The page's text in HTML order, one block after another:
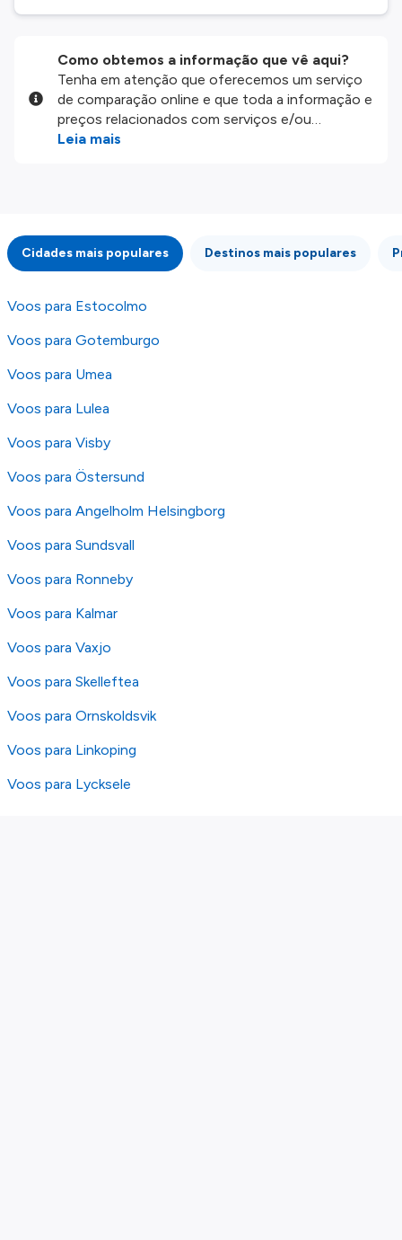
Como obtemos a informação que vê aqui?
Tenha em atenção que oferecemos um serviço
de comparação online e que toda a informação e
preços relacionados com serviços e/ou
produtos disponíveis no nosso website são
integridade ou pela precisão da informação
publicada, por isso verifique com atenção todas
as condições no website do parceiro antes de
fazer uma reserva. Para mais detalhes verifique
os nossosTermos e Condições
Leia mais
Cidades mais populares Destinos mais populares
Voos para Estocolmo
Voos para Gotemburgo
Voos para Umea
Voos para Lulea
Voos para Visby
Voos para Östersund
Voos para Angelholm Helsingborg
Voos para Sundsvall
Voos para Ronneby
Voos para Kalmar
Voos para Vaxjo
Voos para Skelleftea
Voos para Ornskoldsvik
Voos para Linkoping
Voos para Lycksele